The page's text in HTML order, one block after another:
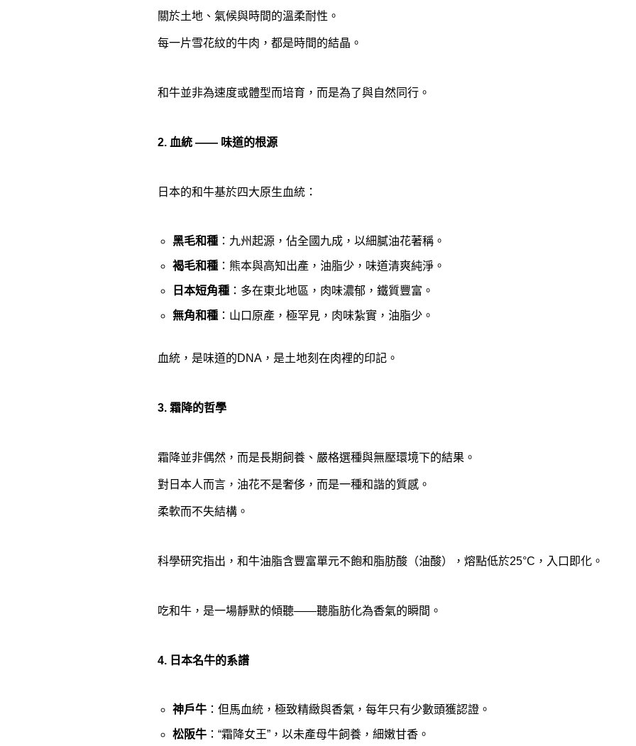
關於土地、氣候與時間的溫柔耐性。
每一片雪花紋的牛肉，都是時間的結晶。
和牛並非為速度或體型而培育，而是為了與自然同行。
2. 血統 —— 味道的根源
日本的和牛基於四大原生血統：
黑毛和種：九州起源，佔全國九成，以細膩油花著稱。
褐毛和種：熊本與高知出產，油脂少，味道清爽純淨。
日本短角種：多在東北地區，肉味濃郁，鐵質豐富。
無角和種：山口原產，極罕見，肉味紮實，油脂少。
血統，是味道的DNA，是土地刻在肉裡的印記。
3. 霜降的哲學
霜降並非偶然，而是長期飼養、嚴格選種與無壓環境下的結果。
對日本人而言，油花不是奢侈，而是一種和諧的質感。
柔軟而不失結構。
科學研究指出，和牛油脂含豐富單元不飽和脂肪酸（油酸），熔點低於25°C，入口即化。
吃和牛，是一場靜默的傾聽——聽脂肪化為香氣的瞬間。
4. 日本名牛的系譜
神戶牛：但馬血統，極致精緻與香氣，每年只有少數頭獲認證。
松阪牛：“霜降女王”，以未產母牛飼養，細嫩甘香。